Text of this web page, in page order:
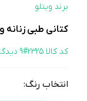
برند ویتلو
کتانی طبی زنانه ویتلو
کد کالا 2325# 9 دیدگاه
انتخاب رنگ: